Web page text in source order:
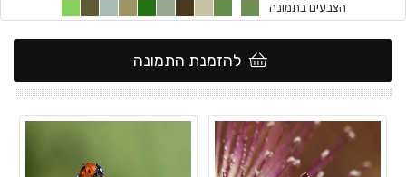
הצבעים בתמונה
להזמנת התמונה